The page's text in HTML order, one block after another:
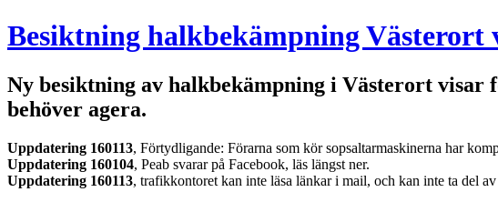
Besiktning halkbekämpning Västerort
Ny besiktning av halkbekämpning i Västerort
behöver agera.
Uppdatering 160113, Förtydligande: Förarna som kör sopsaltarmaskinerna har
Uppdatering 160104, Peab svarar på Facebook, läs längst ner.
Uppdatering 160113, trafikkontoret kan inte läsa länkar i mail, och kan inte ta del